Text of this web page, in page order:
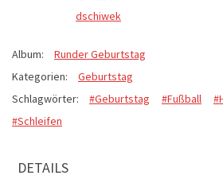
dschiwek
Album:
Runder Geburtstag
Kategorien:
Geburtstag
Schlagwörter:
#Geburtstag #Fußball
#Schleifen
DETAILS